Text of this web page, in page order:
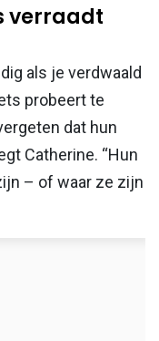
verraadt
als je verdwaald
probeert te
dat hun
Catherine. “Hun
– of waar ze zijn